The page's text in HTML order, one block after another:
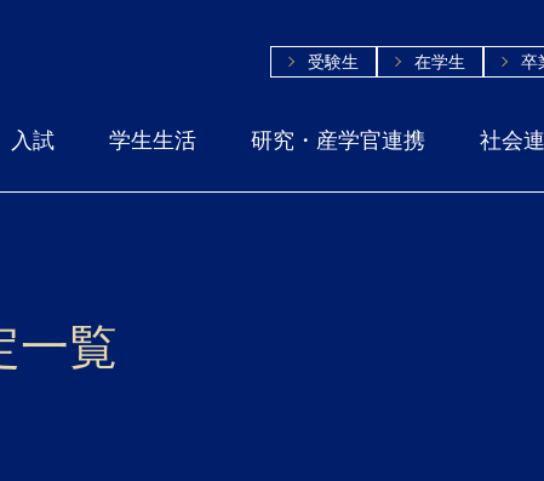
受験生 在学生 卒
入試 学生生活 研究・産学官連携 社会
一覧